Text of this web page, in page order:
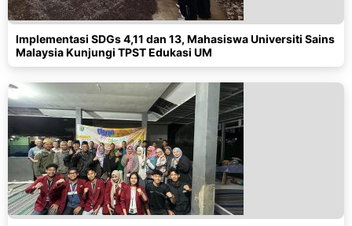
Implementasi SDGs 4,11 dan 13, Mahasiswa Universiti Sains
Malaysia Kunjungi TPST Edukasi UM